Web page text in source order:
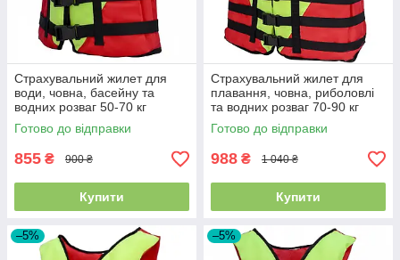
Страхувальний жилет для
води, човна, басейну та
водних розваг 50-70 кг
червоно-жовтий
Готово до відправки
855 ₴ 900 ₴
Купити
Страхувальний жилет для
плавання, човна, риболовлі
та водних розваг 70-90 кг
червоно-жовтий
Готово до відправки
988 ₴ 1 040 ₴
Купити
–5% –5%